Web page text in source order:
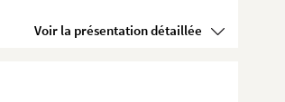
Voir la présentation détaillée